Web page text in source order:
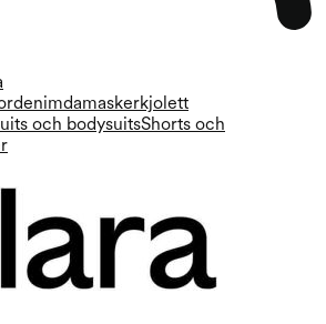
denimdamaskerkjol ett
och bodysuitsShorts och